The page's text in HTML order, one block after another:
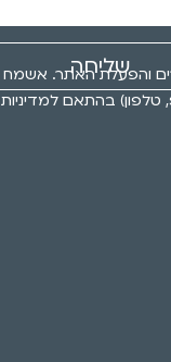
והפעלת האתר. אשמח
לקבלת עדכונים ומידע שיווקי (דוא״ל, sms, טלפון) בהתאם למדיניות
שליחה